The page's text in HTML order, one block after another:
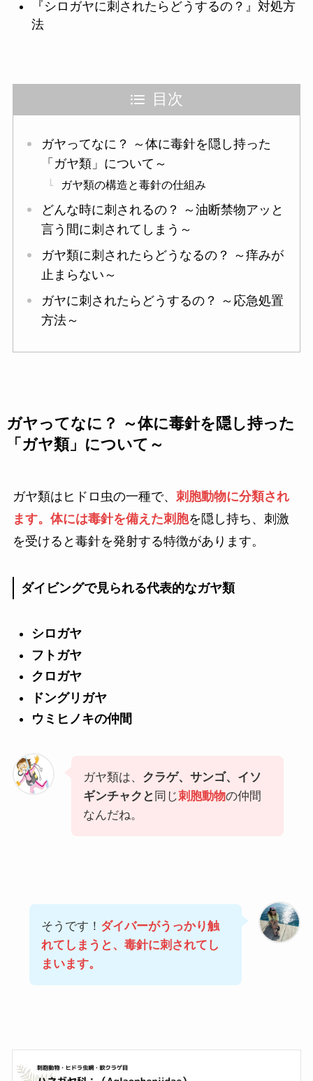
『シロガヤに刺されたらどうするの？』対処方
法
目次
ガヤってなに？ ～体に毒針を隠し持った
「ガヤ類」について～
ガヤ類の構造と毒針の仕組み
どんな時に刺されるの？ ～油断禁物アッと
言う間に刺されてしまう～
ガヤ類に刺されたらどうなるの？ ～痒みが
止まらない～
ガヤに刺されたらどうするの？ ～応急処置
方法～
ガヤってなに？ ～体に毒針を隠し持った
「ガヤ類」について～
ガヤ類はヒドロ虫の一種で、 刺胞動物に分類され
ます。体には毒針を備えた刺胞を隠し持ち、刺激
を受けると毒針を発射する特徴があります。
ダイビングで見られる代表的なガヤ類
シロガヤ
フトガヤ
クロガヤ
ドングリガヤ
ウミヒノキの仲間
ガヤ類は、 クラゲ、サンゴ、イソ
ギンチャクと 同じ刺胞動物の仲間
なんだね。
そうです！ ダイバーがうっかり触
れてしまうと、毒針に刺されてし
まいます。